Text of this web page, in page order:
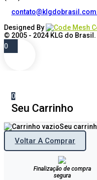
Designed By
© 2005 - 2024 KLG do Brasil
0
0
Seu Carrinho
Seu
Voltar A Comprar
Finalização de compra
segura